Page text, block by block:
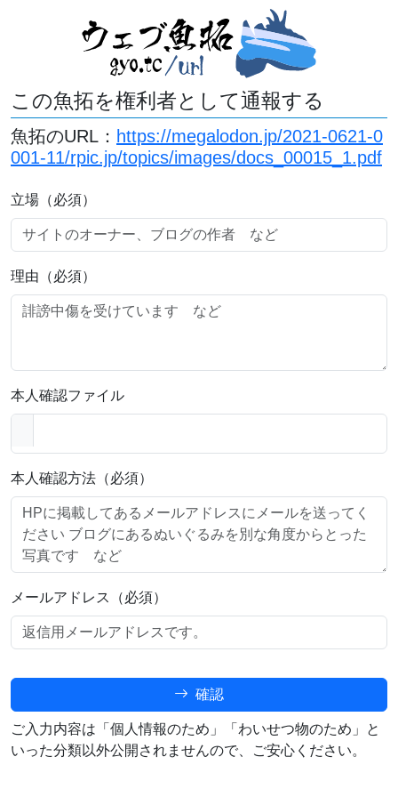
この魚拓を権利者として通報する
魚拓のURL： https://megalodon.jp/2021-0621-0
001-11/rpic.jp/topics/images/docs_00015_1.pdf
立場（必須）
理由（必須）
本人確認ファイル
本人確認方法（必須）
メールアドレス（必須）
確認
ご入力内容は「個人情報のため」「わいせつ物のため」と
いった分類以外公開されませんので、ご安心ください。